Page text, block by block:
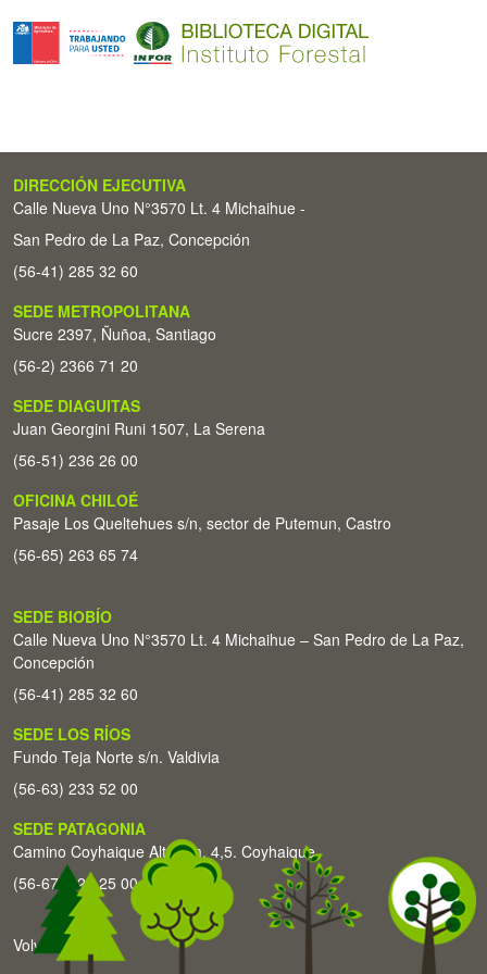
DIRECCIÓN EJECUTIVA
Calle Nueva Uno N°3570 Lt. 4 Michaihue -
San Pedro de La Paz, Concepción
(56-41) 285 32 60
SEDE METROPOLITANA
Sucre 2397, Ñuñoa, Santiago
(56-2) 2366 71 20
SEDE DIAGUITAS
Juan Georgini Runi 1507, La Serena
(56-51) 236 26 00
OFICINA CHILOÉ
Pasaje Los Queltehues s/n, sector de Putemun, Castro
(56-65) 263 65 74
SEDE BIOBÍO
Calle Nueva Uno N°3570 Lt. 4 Michaihue – San Pedro de La Paz,
Concepción
(56-41) 285 32 60
SEDE LOS RÍOS
Fundo Teja Norte s/n. Valdivia
(56-63) 233 52 00
SEDE PATAGONIA
Camino Coyhaique Alto Km. 4,5. Coyhaique
(56-67) 226 25 00
Volver arriba